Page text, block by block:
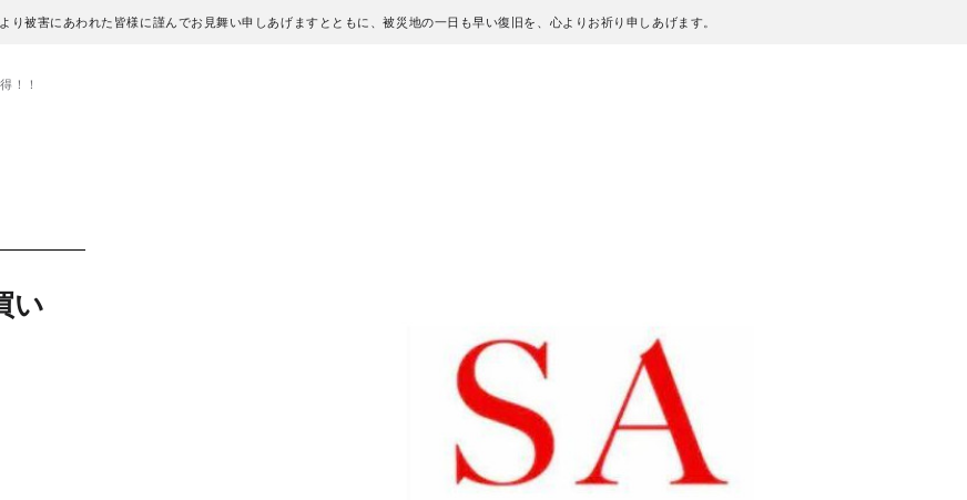
り被害にあわれた皆様に謹んでお見舞い申しあげますとともに、被災地の一日も早い復旧を、心よりお祈り申しあげます。
！！
い